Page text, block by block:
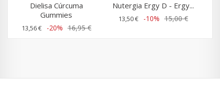
Dielisa Cúrcuma
Gummies
13,56 € -20% 16,95 €
Nutergia Ergy D - Ergy...
13,50 € -10% 15,00 €